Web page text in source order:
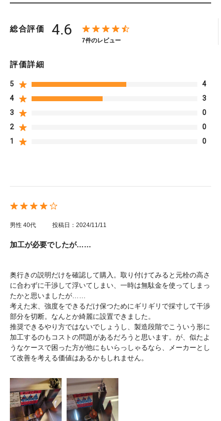
総合評価 4.6
7件のレビュー
評価詳細
5
4
4
3
3
0
2
0
1
0
男性 40代 投稿日：2024/11/11
加工が必要でしたが……
奥行きの説明だけを確認して購入。取り付けてみると元栓の高さ
に合わずに干渉して浮いてしまい、一時は無駄金を使ってしまっ
たかと思いましたが……
考えた末、強度をできるだけ保つためにギリギリで採寸して干渉
部分を切断。なんとか綺麗に設置できました。
推奨できるやり方ではないでしょうし、製造段階でこういう形に
加工するのもコストの問題があるだろうと思います。が、似たよ
うなケースで困った方が他にもいらっしゃるなら、メーカーとし
て改善を考える価値はあるかもしれません。